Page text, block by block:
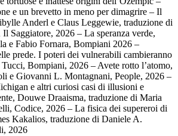
e un brevetto in meno per dimagrire – Il
Anderl e Claus Leggewie, traduzione di
Saggiatore, 2026 – La speranza verde,
e Fabio Fornara, Bompiani 2026 –
prede. I poteri dei vulnerabili cambieranno
Bompiani, 2026 – Avete rotto l’atomo,
e Giovanni L. Montagnani, People, 2026 –
e altri curiosi casi di illusioni e
Douwe Draaisma, traduzione di Maria
Codice, 2026 – La fisica dei supereroi di
Kakalios, traduzione di Daniele A.
2026